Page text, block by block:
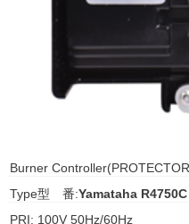
schroder
Fiorentini
Burner
Type型 番:Yamataha R4750C
PRI: 100V 50Hz/60Hz